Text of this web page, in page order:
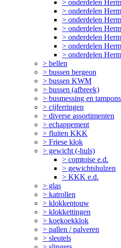
> onderdelen
> onderdelen
> onderdelen
> onderdelen
> onderdelen
> onderdelen
> onderdelen
> bellen
> bussen bergeon
> bussen KWM
> bussen (afbreek)
> busmessing en
> cijferringen
> diverse assortimenten
> echappement
> fluiten KKK
> Friese klok
> gewicht (-huls)
> comtoise e.d.
> gewichtshulzen
> KKK e.d.
> glas
> katrollen
> klokkentouw
> klokkettingen
> koekoekklok
> pallen / palveren
> sleutels